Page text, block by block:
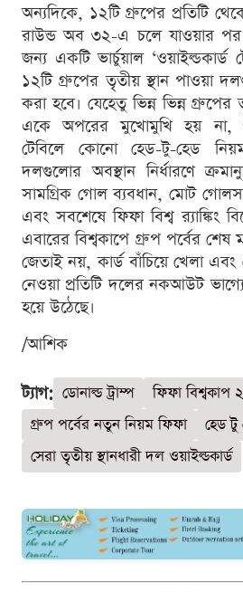
অন্যদিকে, ১২টি গ্রুপের প্রতিটি
রাউন্ড অব ৩২-এ চলে যাওয়ার পর
জন্য একটি ভার্চুয়াল ‘ওয়াইল্ডকার্ড
১২টি গ্রুপের তৃতীয় স্থান পাওয়া
করা হবে। যেহেতু ভিন্ন ভিন্ন
একে অপরের মুখোমুখি হয় না,
টেবিলে কোনো হেড-টু-হেড
দলগুলোর অবস্থান নির্ধারণে
সামগ্রিক গোল ব্যবধান, মোট
এবং সবশেষে ফিফা বিশ্ব র‌্যাঙ্কিং
এবারের বিশ্বকাপে গ্রুপ পর্বের
জেতাই নয়, কার্ড বাঁচিয়ে খেলা
নেওয়া প্রতিটি দলের নকআউট
হয়ে উঠেছে।
/আশিক
ট্যাগ: ডোনাল্ড ট্রাম্প
ফিফা বিশ্বকাপ
গ্রুপ পর্বের নতুন নিয়ম ফিফা
হেড টু
সেরা তৃতীয় স্থানধারী দল ওয়াইল্ডকার্ড